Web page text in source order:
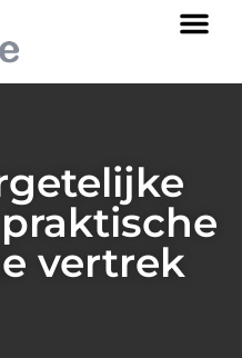
vertrek